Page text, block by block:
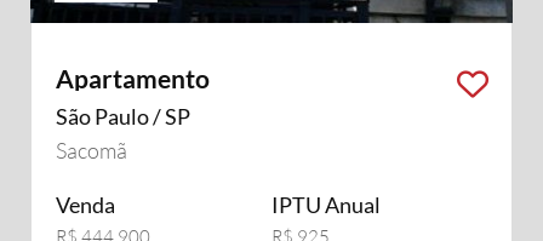
Apartamento
São Paulo / SP
Sacomã
Venda IPTU Anual